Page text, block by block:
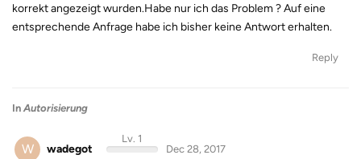
korrekt angezeigt wurden.Habe nur ich das Problem ? Auf eine
entsprechende Anfrage habe ich bisher keine Antwort erhalten.
Reply
In Autorisierung
W wadegot
Lv. 1
Dec 28, 2017